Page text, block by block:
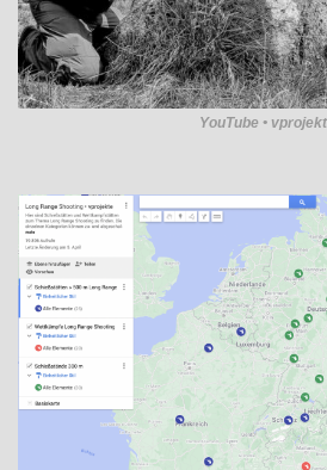
YouTube •